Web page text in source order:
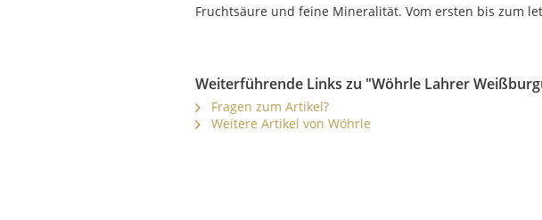
Fruchtsäure und feine Mineralität. Vom ersten bis zum
Weiterführende Links zu "Wöhrle Lahrer
Fragen zum Artikel?
Weitere Artikel von Wöhrle